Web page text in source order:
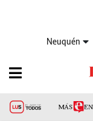
Neuquén